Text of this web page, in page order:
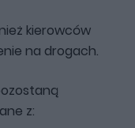
kierowców
na drogach.
z: